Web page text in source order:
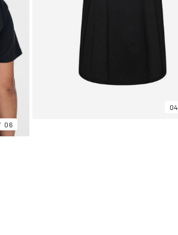
06
04